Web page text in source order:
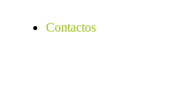
Contactos